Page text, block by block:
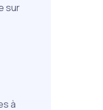
sur
à